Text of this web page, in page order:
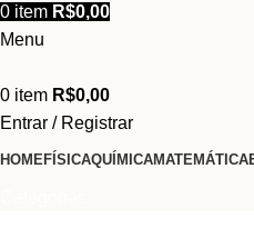
0 item R$0,00
Menu
0 item R$0,00
Entrar / Registrar
HOMEFÍSICAQUÍMICAMATEMÁTICA